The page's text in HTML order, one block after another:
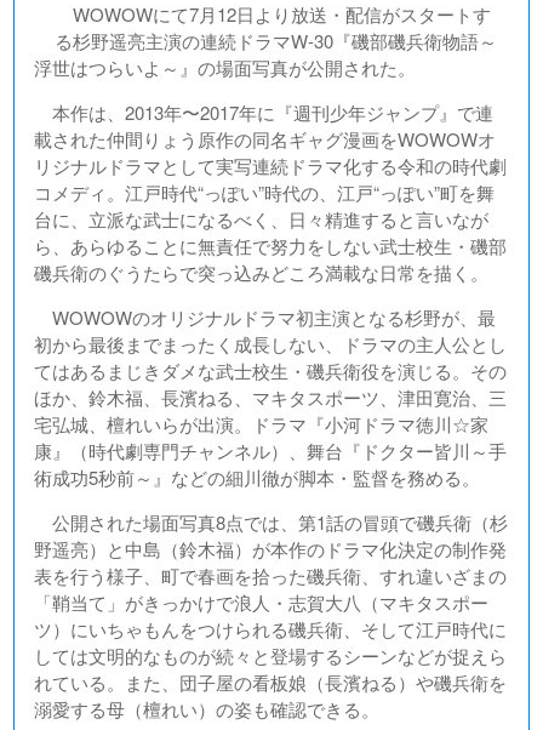
WOWOWにて7月12日より放送・配信がスタートす
る杉野遥亮主演の連続ドラマW-30『磯部磯兵衛物語～
浮世はつらいよ～』の場面写真が公開された。
本作は、2013年〜2017年に『週刊少年ジャンプ』で連
載された仲間りょう原作の同名ギャグ漫画をWOWOWオ
リジナルドラマとして実写連続ドラマ化する令和の時代劇
コメディ。江戸時代“っぽい”時代の、江戸“っぽい”町を舞
台に、立派な武士になるべく、日々精進すると言いなが
ら、あらゆることに無責任で努力をしない武士校生・磯部
磯兵衛のぐうたらで突っ込みどころ満載な日常を描く。
WOWOWのオリジナルドラマ初主演となる杉野が、最
初から最後までまったく成長しない、ドラマの主人公とし
てはあるまじきダメな武士校生・磯兵衛役を演じる。その
ほか、鈴木福、長濱ねる、マキタスポーツ、津田寛治、三
宅弘城、檀れいらが出演。ドラマ『小河ドラマ徳川☆家
康』（時代劇専門チャンネル）、舞台『ドクター皆川～手
術成功5秒前～』などの細川徹が脚本・監督を務める。
公開された場面写真8点では、第1話の冒頭で磯兵衛（杉
野遥亮）と中島（鈴木福）が本作のドラマ化決定の制作発
表を行う様子、町で春画を拾った磯兵衛、すれ違いざまの
「鞘当て」がきっかけで浪人・志賀大八（マキタスポー
ツ）にいちゃもんをつけられる磯兵衛、そして江戸時代に
しては文明的なものが続々と登場するシーンなどが捉えら
れている。また、団子屋の看板娘（長濱ねる）や磯兵衛を
溺愛する母（檀れい）の姿も確認できる。